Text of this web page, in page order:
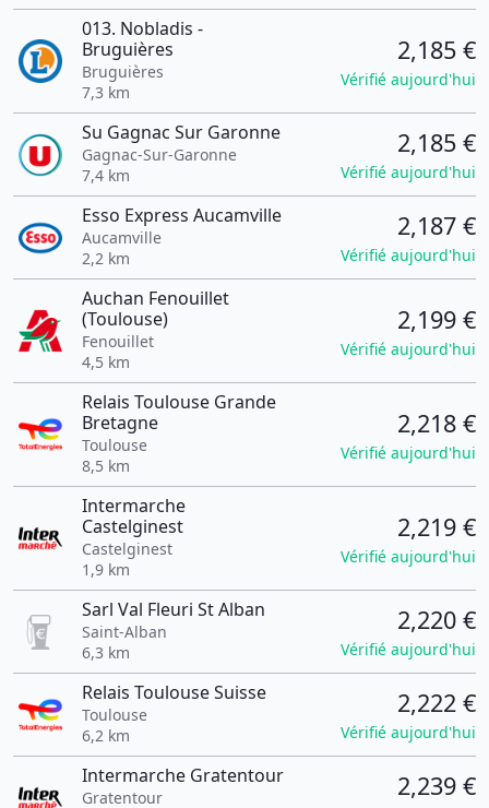
013. Nobladis -
Bruguières
Bruguières
7,3 km
2,185 €
Vérifié aujourd'hui
Su Gagnac Sur Garonne
Gagnac-Sur-Garonne
7,4 km
2,185 €
Vérifié aujourd'hui
Esso Express Aucamville
Aucamville
2,2 km
2,187 €
Vérifié aujourd'hui
Auchan Fenouillet
(Toulouse)
Fenouillet
4,5 km
2,199 €
Vérifié aujourd'hui
Relais Toulouse Grande
Bretagne
Toulouse
8,5 km
2,218 €
Vérifié aujourd'hui
Intermarche
Castelginest
Castelginest
1,9 km
2,219 €
Vérifié aujourd'hui
Sarl Val Fleuri St Alban
Saint-Alban
6,3 km
2,220 €
Vérifié aujourd'hui
Relais Toulouse Suisse
Toulouse
6,2 km
2,222 €
Vérifié aujourd'hui
Intermarche Gratentour
Gratentour
2,239 €